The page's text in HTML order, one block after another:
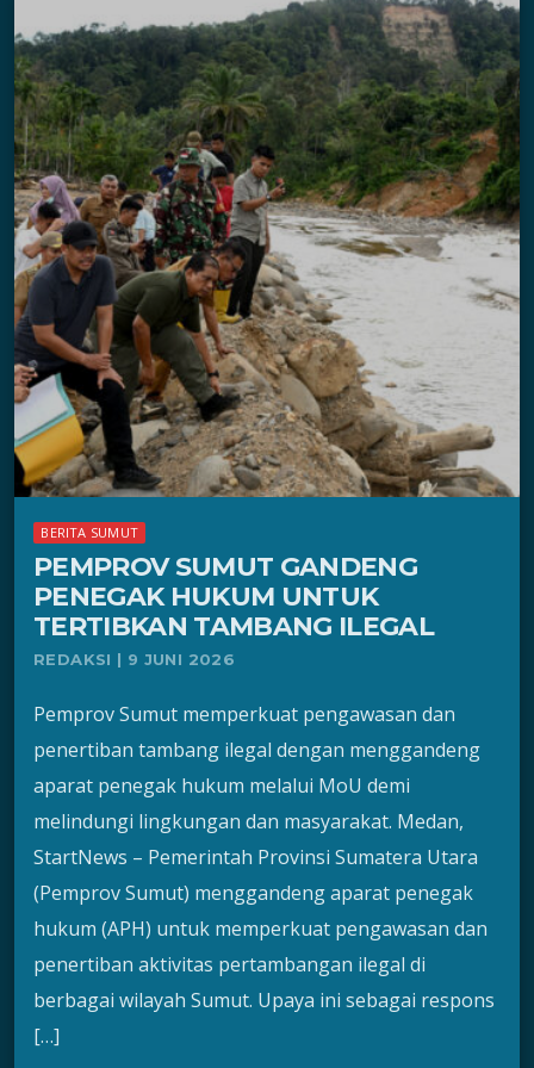
BERITA SUMUT
PEMPROV SUMUT GANDENG
PENEGAK HUKUM UNTUK
TERTIBKAN TAMBANG ILEGAL
REDAKSI | 9 JUNI 2026
Pemprov Sumut memperkuat pengawasan dan
penertiban tambang ilegal dengan menggandeng
aparat penegak hukum melalui MoU demi
melindungi lingkungan dan masyarakat. Medan,
StartNews – Pemerintah Provinsi Sumatera Utara
(Pemprov Sumut) menggandeng aparat penegak
hukum (APH) untuk memperkuat pengawasan dan
penertiban aktivitas pertambangan ilegal di
berbagai wilayah Sumut. Upaya ini sebagai respons
[…]